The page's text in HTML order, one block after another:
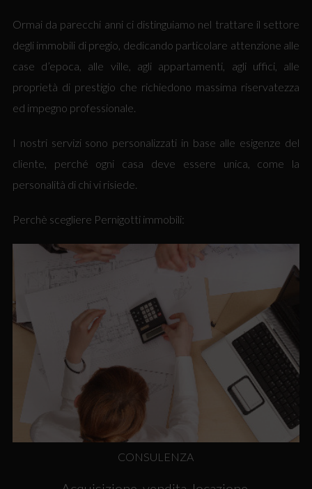
Ormai da parecchi anni ci distinguiamo nel trattare il settore
degli immobili di pregio, dedicando particolare attenzione alle
case d’epoca, alle ville, agli appartamenti, agli uffici, alle
proprietà di prestigio che richiedono massima riservatezza
ed impegno professionale.
I nostri servizi sono personalizzati in base alle esigenze del
cliente, perché ogni casa deve essere unica, come la
personalità di chi vi risiede.
Perchè scegliere Pernigotti immobili:
CONSULENZA